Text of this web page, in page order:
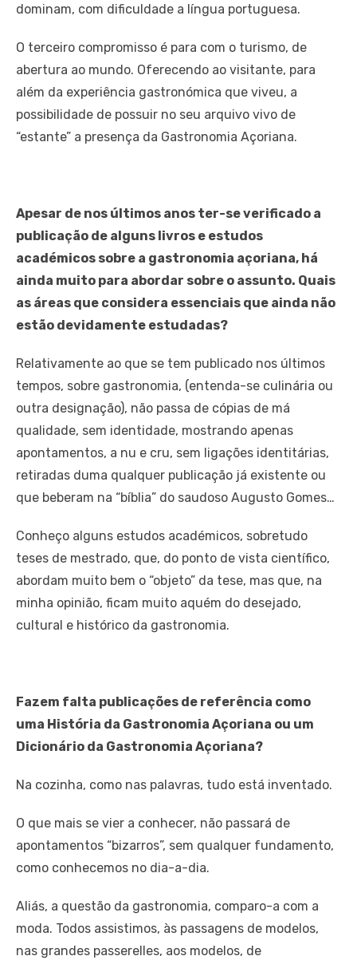
dominam, com dificuldade a língua portuguesa.
O terceiro compromisso é para com o turismo, de
abertura ao mundo. Oferecendo ao visitante, para
além da experiência gastronómica que viveu, a
possibilidade de possuir no seu arquivo vivo de
“estante” a presença da Gastronomia Açoriana.
Apesar de nos últimos anos ter-se verificado a
publicação de alguns livros e estudos
académicos sobre a gastronomia açoriana, há
ainda muito para abordar sobre o assunto. Quais
as áreas que considera essenciais que ainda não
estão devidamente estudadas?
Relativamente ao que se tem publicado nos últimos
tempos, sobre gastronomia, (entenda-se culinária ou
outra designação), não passa de cópias de má
qualidade, sem identidade, mostrando apenas
apontamentos, a nu e cru, sem ligações identitárias,
retiradas duma qualquer publicação já existente ou
que beberam na “bíblia” do saudoso Augusto Gomes…
Conheço alguns estudos académicos, sobretudo
teses de mestrado, que, do ponto de vista científico,
abordam muito bem o “objeto” da tese, mas que, na
minha opinião, ficam muito aquém do desejado,
cultural e histórico da gastronomia.
Fazem falta publicações de referência como
uma História da Gastronomia Açoriana ou um
Dicionário da Gastronomia Açoriana?
Na cozinha, como nas palavras, tudo está inventado.
O que mais se vier a conhecer, não passará de
apontamentos “bizarros”, sem qualquer fundamento,
como conhecemos no dia-a-dia.
Aliás, a questão da gastronomia, comparo-a com a
moda. Todos assistimos, às passagens de modelos,
nas grandes passerelles, aos modelos, de